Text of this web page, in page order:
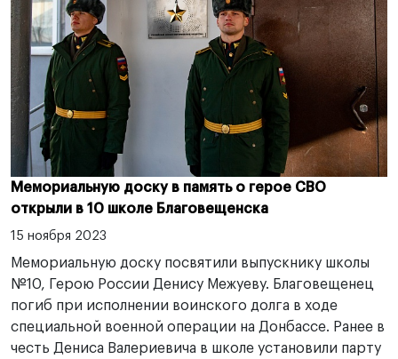
Мемориальную доску в память о герое СВО
открыли в 10 школе Благовещенска
15 ноября 2023
Мемориальную доску посвятили выпускнику школы
№10, Герою России Денису Межуеву. Благовещенец
погиб при исполнении воинского долга в ходе
специальной военной операции на Донбассе. Ранее в
честь Дениса Валериевича в школе установили парту